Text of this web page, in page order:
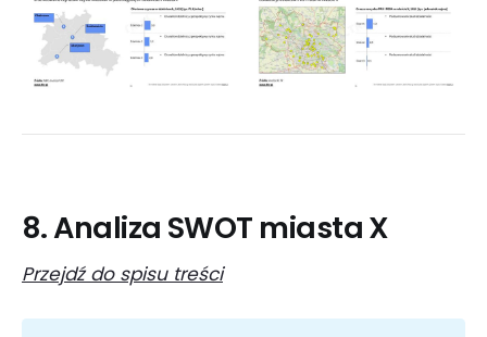
8. Analiza SWOT miasta X
Przejdź do spisu treści